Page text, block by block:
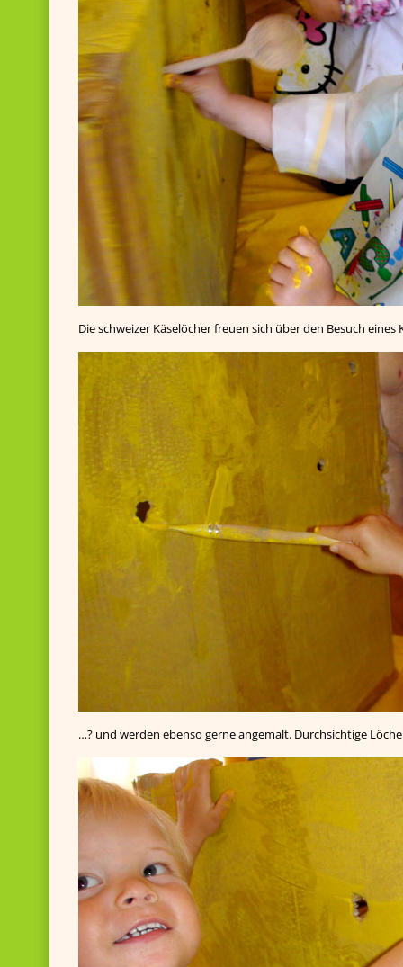
Die schweizer Käselöcher freuen sich über den Besuch
…? und werden ebenso gerne angemalt. Durchsichtige